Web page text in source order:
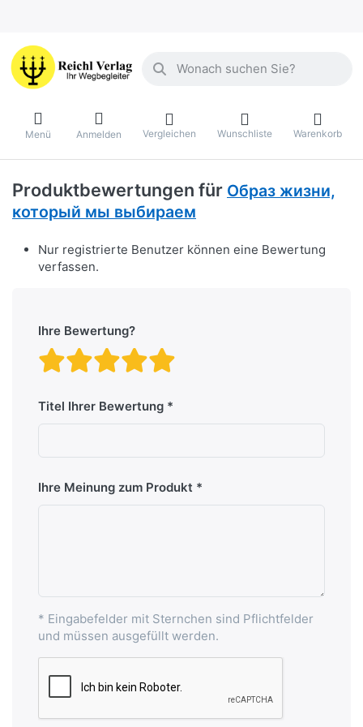
Geben Sie einen Suchbegriff ein.
Menü Anmelden Vergleichen Wunschliste Warenkorb
Produktbewertungen für Образ жизни,
который мы выбираем
Nur registrierte Benutzer können eine Bewertung
verfassen.
Ihre Bewertung?
Bewertung: 4 von
Bewertung: 3 von 5
Bewertung: 2 von 5
Bewertung: 1 von 5
Titel Ihrer Bewertung
Ihre Meinung zum Produkt
* Eingabefelder mit Sternchen sind Pflichtfelder
und müssen ausgefüllt werden.